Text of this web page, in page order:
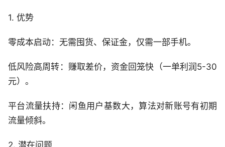
1. 优势
零成本启动：无需囤货、保证金，仅需一部手机。
低风险高周转：赚取差价，资金回笼快（一单利润5-30
元）。
平台流量扶持：闲鱼用户基数大，算法对新账号有初期
流量倾斜。
2. 潜在问题